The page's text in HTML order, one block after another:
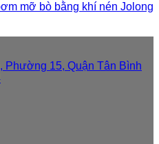
mỡ bò bằng khí nén Jolong
Phường 15, Quận Tân Bình